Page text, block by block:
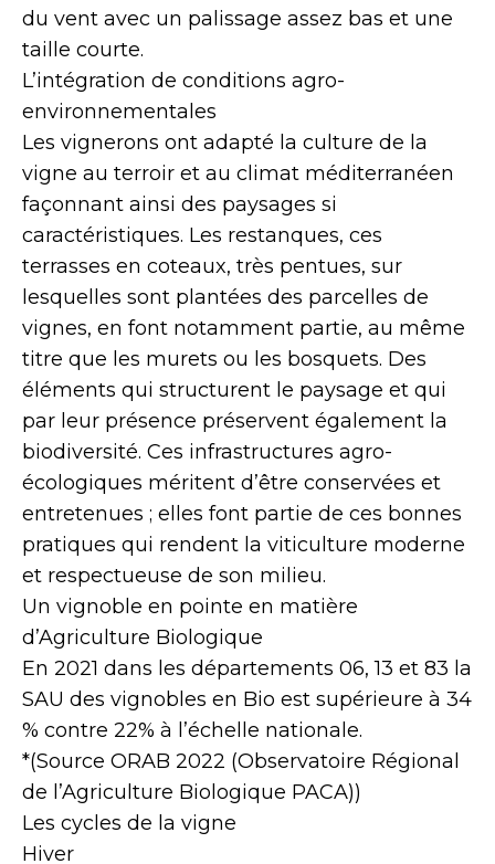
du vent avec un palissage assez bas et une
taille courte.
L’intégration de conditions agro-
environnementales
Les vignerons ont adapté la culture de la
vigne au terroir et au climat méditerranéen
façonnant ainsi des paysages si
caractéristiques. Les restanques, ces
terrasses en coteaux, très pentues, sur
lesquelles sont plantées des parcelles de
vignes, en font notamment partie, au même
titre que les murets ou les bosquets. Des
éléments qui structurent le paysage et qui
par leur présence préservent également la
biodiversité. Ces infrastructures agro-
écologiques méritent d’être conservées et
entretenues ; elles font partie de ces bonnes
pratiques qui rendent la viticulture moderne
et respectueuse de son milieu.
Un vignoble en pointe en matière
d’Agriculture Biologique
En 2021 dans les départements 06, 13 et 83 la
SAU des vignobles en Bio est supérieure à 34
% contre 22% à l’échelle nationale.
*(Source ORAB 2022 (Observatoire Régional
de l’Agriculture Biologique PACA))
Les cycles de la vigne
Hiver